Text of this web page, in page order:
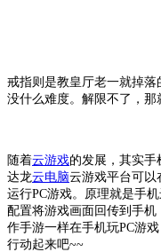
戒指则是教皇厅老一就掉
没什么难度。解限不了，那
随着云游戏的发展，其实手
达龙云电脑云游戏平台可以
运行PC游戏。原理就是手
配置将游戏画面回传到手
作手游一样在手机玩PC游
行动起来吧~~